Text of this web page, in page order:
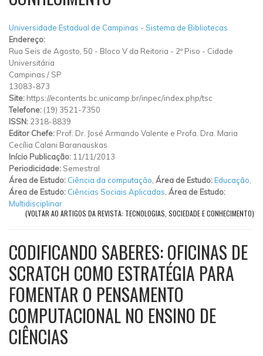
Universidade Estadual de Campinas - Sistema de Bibliotecas
Endereço:
Rua Seis de Agosto, 50 - Bloco V da Reitoria - 2º Piso - Cidade
Universitária
Campinas / SP
13083-873
Site: https://econtents.bc.unicamp.br/inpec/index.php/tsc
Telefone: (19) 3521-7350
ISSN: 2318-8839
Editor Chefe: Prof. Dr. José Armando Valente e Profa. Dra. Maria
Cecília Calani Baranauskas
Início Publicação: 11/11/2013
Periodicidade: Semestral
Área de Estudo: Ciência da computação Área de Estudo:Educação
Área de Estudo: Ciências Sociais Aplicadas Área de Estudo:
Multidisciplinar
(VOLTAR AO ARTIGOS DA REVISTA: TECNOLOGIAS, SOCIEDADE E CONHECIMENTO)
CODIFICANDO SABERES: OFICINAS DE
SCRATCH COMO ESTRATÉGIA PARA
FOMENTAR O PENSAMENTO
COMPUTACIONAL NO ENSINO DE
CIÊNCIAS